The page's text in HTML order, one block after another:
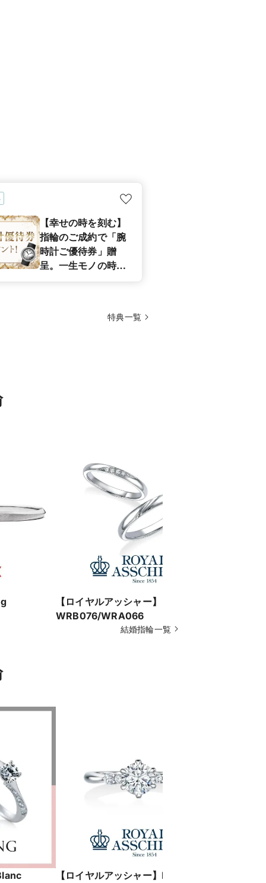
【幸せの時を刻む】
指輪のご成約で「腕
時計ご優待券」贈
呈。一生モノの時計
特典一覧
【ロイヤルアッシャー】
WRB076/WRA066
結婚指輪一覧
【ロイヤルアッシャー】ERA814